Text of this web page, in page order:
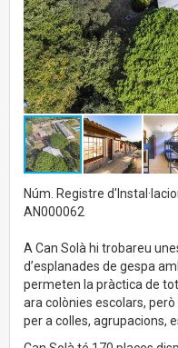
Núm. Registre
AN000062
A Can Solà hi trobareu
d’esplanades de gespa
permeten la pràctica de
ara colònies escolars,
per a colles, agrupacions,